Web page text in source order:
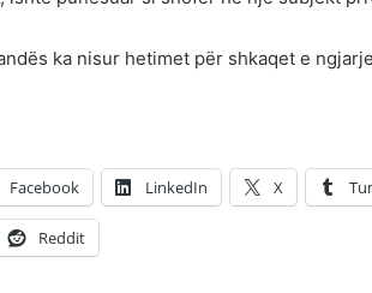
ka nisur hetimet për shkaqet e
Facebook LinkedIn X
Reddit